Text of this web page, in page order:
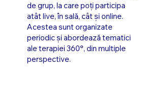
de grup, la care poți participa
atât live, în sală, cât și online.
Acestea sunt organizate
periodic și abordează tematici
ale terapiei 360°, din multiple
perspective.